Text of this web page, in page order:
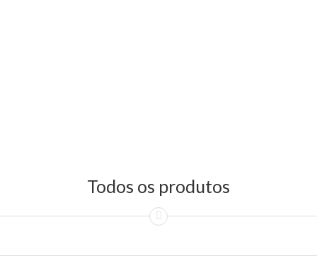
Todos os produtos